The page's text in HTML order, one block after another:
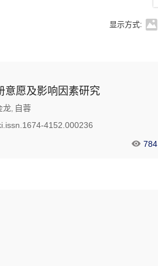
显示方式:
意愿及影响因素研究
龙, 自蓉
4152.000236
784